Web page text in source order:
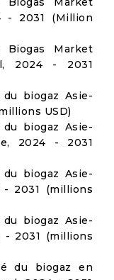
- 2031 (Million
Biogas Market
2024 - 2031
biogaz Asie-
USD)
biogaz Asie-
2024 - 2031
biogaz Asie-
2031 (millions
biogaz Asie-
- 2031 (millions
du biogaz en